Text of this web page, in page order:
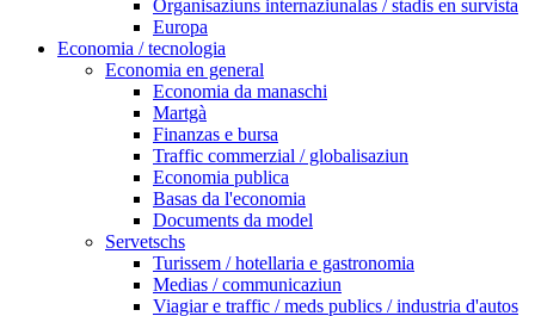
Organisaziuns internaziunalas / stadis en survista
Europa
Economia / tecnologia
Economia en general
Economia da manaschi
Martgà
Finanzas e bursa
Traffic commerzial / globalisaziun
Economia publica
Basas da l'economia
Documents da model
Servetschs
Turissem / hotellaria e gastronomia
Medias / communicaziun
Viagiar e traffic / meds publics / industria d'autos